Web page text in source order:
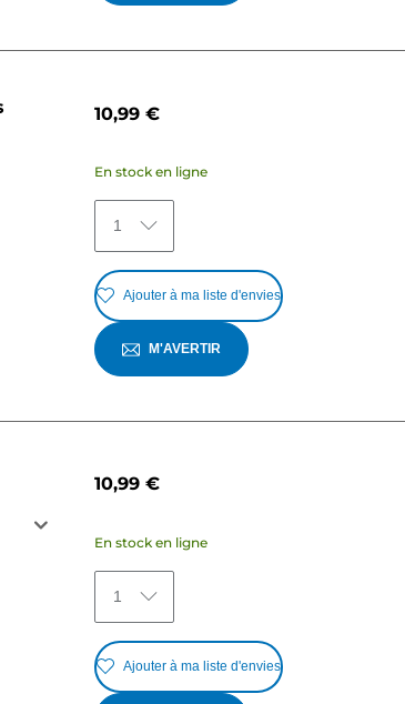
10,99 €
En stock en ligne
1
Ajouter à ma liste d'envies
M'AVERTIR
10,99 €
En stock en ligne
1
Ajouter à ma liste d'envies